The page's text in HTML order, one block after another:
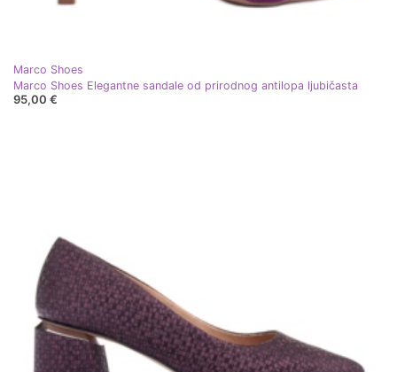
Marco Shoes
Marco Shoes Elegantne sandale od prirodnog antilopa ljubičasta
95,00 €